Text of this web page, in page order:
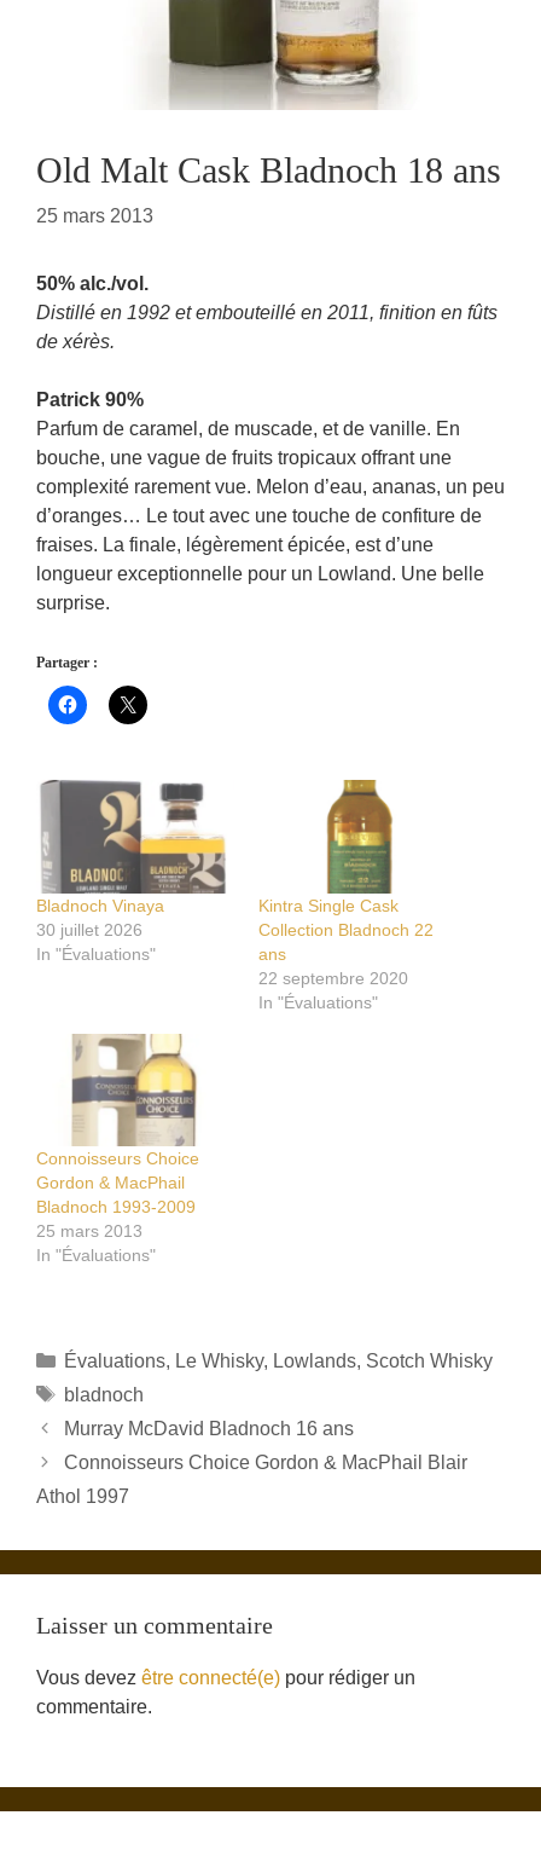
Old Malt Cask Bladnoch 18 ans
25 mars 2013
50% alc./vol.
Distillé en 1992 et embouteillé en 2011, finition en fûts
de xérès.
Patrick 90%
Parfum de caramel, de muscade, et de vanille. En
bouche, une vague de fruits tropicaux offrant une
complexité rarement vue. Melon d’eau, ananas, un peu
d’oranges… Le tout avec une touche de confiture de
fraises. La finale, légèrement épicée, est d’une
longueur exceptionnelle pour un Lowland. Une belle
surprise.
Partager :
Bladnoch Vinaya
30 juillet 2026
In "Évaluations"
Kintra Single Cask
Collection Bladnoch 22
ans
22 septembre 2020
In "Évaluations"
Connoisseurs Choice
Gordon & MacPhail
Bladnoch 1993-2009
25 mars 2013
In "Évaluations"
Catégories
Évaluations, Le Whisky, Lowlands, Scotch Whisky
Étiquettes
bladnoch
Murray McDavid Bladnoch 16 ans
Connoisseurs Choice Gordon & MacPhail Blair
Athol 1997
Laisser un commentaire
Vous devez être connecté(e) pour rédiger un
commentaire.